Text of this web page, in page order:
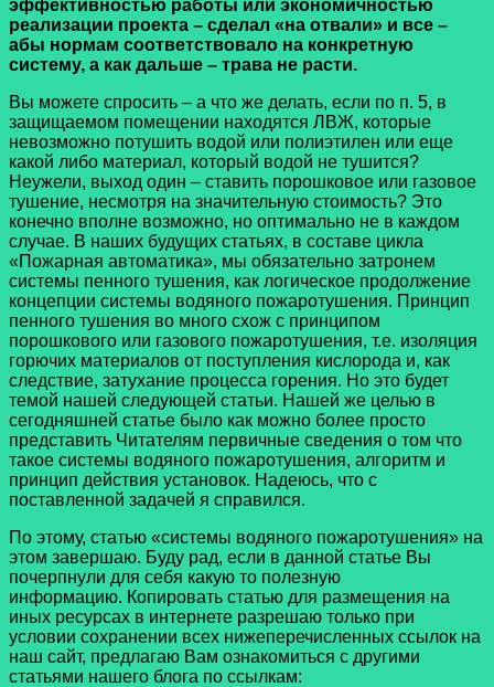
эффективностью работы или экономичностью
реализации проекта – сделал «на отвали» и все –
абы нормам соответствовало на конкретную
систему, а как дальше – трава не расти.
Вы можете спросить – а что же делать, если по п. 5, в
защищаемом помещении находятся ЛВЖ, которые
невозможно потушить водой или полиэтилен или еще
какой либо материал, который водой не тушится?
Неужели, выход один – ставить порошковое или газовое
тушение, несмотря на значительную стоимость? Это
конечно вполне возможно, но оптимально не в каждом
случае. В наших будущих статьях, в составе цикла
«Пожарная автоматика», мы обязательно затронем
системы пенного тушения, как логическое продолжение
концепции системы водяного пожаротушения. Принцип
пенного тушения во много схож с принципом
порошкового или газового пожаротушения, т.е. изоляция
горючих материалов от поступления кислорода и, как
следствие, затухание процесса горения. Но это будет
темой нашей следующей статьи. Нашей же целью в
сегодняшней статье было как можно более просто
представить Читателям первичные сведения о том что
такое системы водяного пожаротушения, алгоритм и
принцип действия установок. Надеюсь, что с
поставленной задачей я справился.
По этому, статью «системы водяного пожаротушения» на
этом завершаю. Буду рад, если в данной статье Вы
почерпнули для себя какую то полезную
информацию. Копировать статью для размещения на
иных ресурсах в интернете разрешаю только при
условии сохранении всех нижеперечисленных ссылок на
наш сайт, предлагаю Вам ознакомиться с другими
статьями нашего блога по ссылкам: